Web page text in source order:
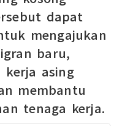
dapat
mengajukan
baru,
kerja asing
membantu
tenaga kerja.